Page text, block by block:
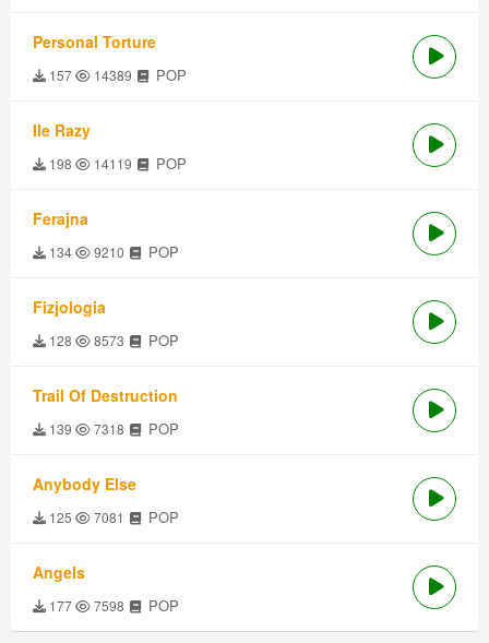
Personal Torture
157 14389 POP
Ile Razy
198 14119 POP
Ferajna
134 9210 POP
Fizjologia
128 8573 POP
Trail Of Destruction
139 7318 POP
Anybody Else
125 7081 POP
Angels
177 7598 POP